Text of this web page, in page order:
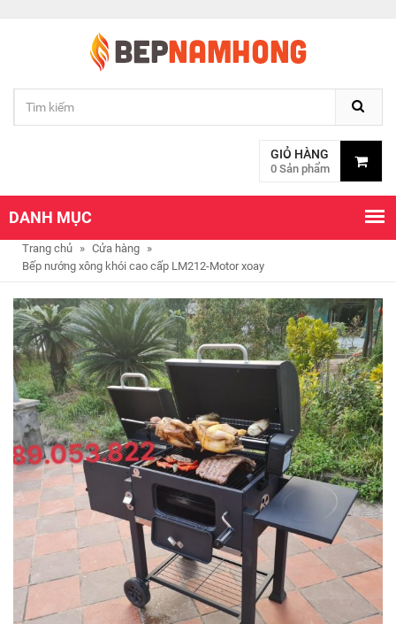
GIỎ HÀNG
0 Sản phẩm
DANH MỤC
Trang chủ » Cửa hàng »
Bếp nướng xông khói cao cấp LM212-Motor xoay